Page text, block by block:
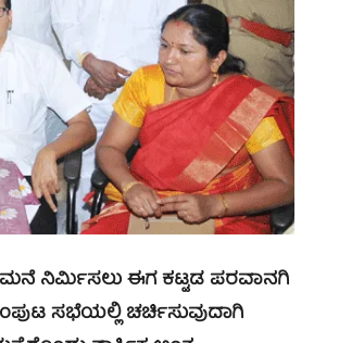
ನಿರ್ಮಿಸಲು ಈಗ ಕಟ್ಟಡ ಪರವಾನಗಿ
ಸಭೆಯಲ್ಲಿ ಚರ್ಚಿಸುವುದಾಗಿ